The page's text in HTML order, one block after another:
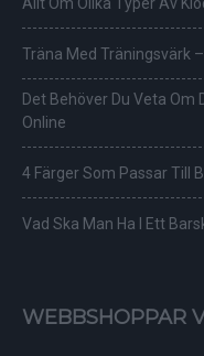
Träna Med Träningsvärk
Det Behöver Du Veta Om
Online
4 Färger Som Passar Till
Vad Ska Man Ha I Ett
WEBBSHOPPAR